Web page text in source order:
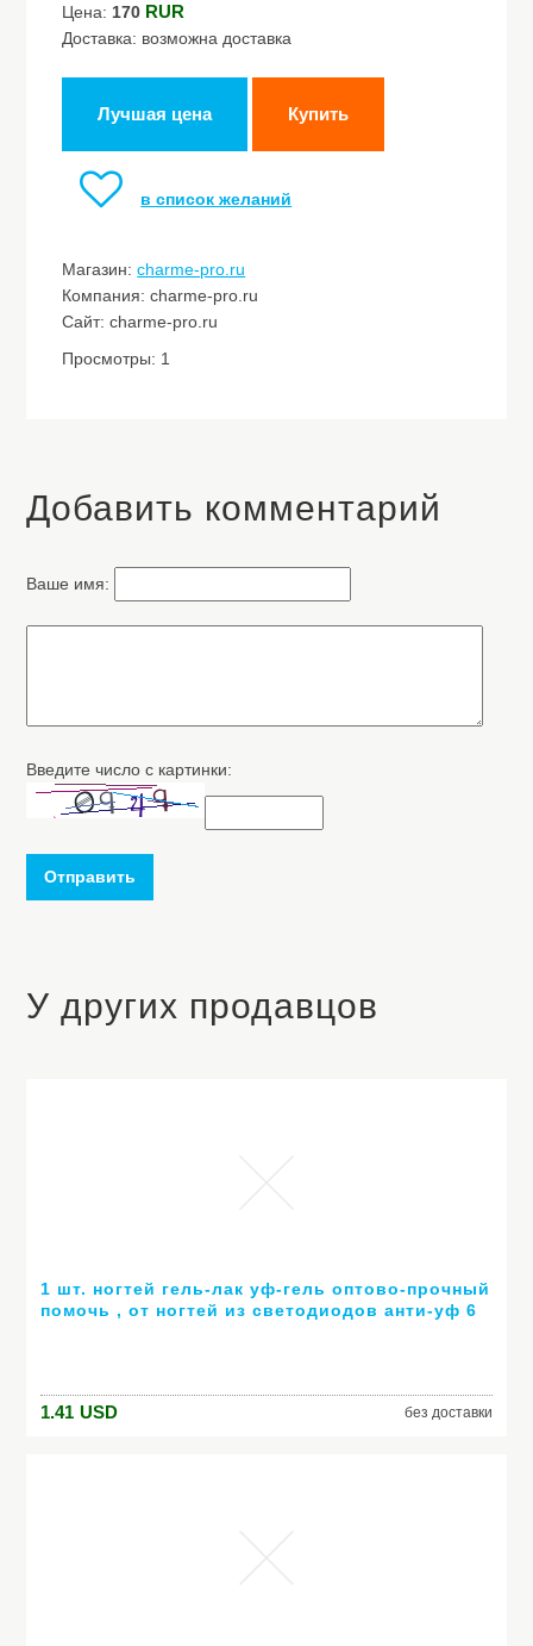
Цена: 170 RUR
Доставка: возможна доставка
Лучшая цена Купить
в список желаний
Магазин:charme-pro.ru
Компания: charme-pro.ru
Сайт: charme-pro.ru
Просмотры: 1
Добавить комментарий
Ваше имя:
Введите число с картинки:
Отправить
У других продавцов
1 шт. ногтей гель-лак уф-гель оптово-прочный
помочь , от ногтей из светодиодов анти-уф 6
1.41 USD без доставки